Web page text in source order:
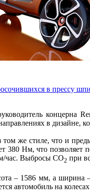
в прессу
концерна
в дизайне,
том же стиле, что и
380 Нм, что
час. Выбросы CO2 при
– 1586 мм, а ширина
автомобиль на